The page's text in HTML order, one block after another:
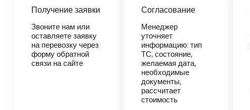
В течении 10
менеджер-
логист
свяжется с
вами,
согласует
Получение заявки
Звоните нам или
оставляете заявку
на перевозку через
форму обратной
связи на сайте
Согласование
Менеджер
уточняет
информацию: тип
ТС, состояние,
желаемая дата,
необходимые
документы,
рассчитает
стоимость